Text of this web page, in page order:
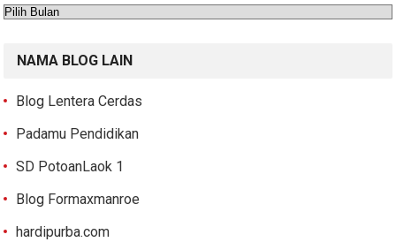
Arsip
NAMA BLOG LAIN
Blog Lentera Cerdas
Padamu Pendidikan
SD PotoanLaok 1
Blog Formaxmanroe
hardipurba.com